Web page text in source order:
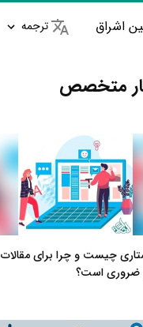
اشراق ترجمه
متخصص
چیست و چرا برای مقالات
ضروری است؟